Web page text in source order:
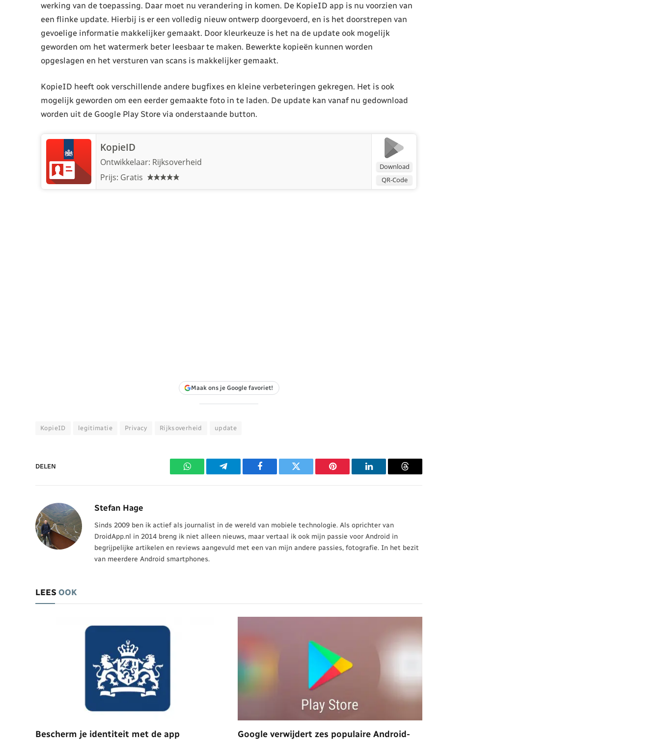
werking van de toepassing. Daar moet nu verandering in komen. De KopieID app is nu voorzien van
een flinke update. Hierbij is er een volledig nieuw ontwerp doorgevoerd, en is het doorstrepen van
gevoelige informatie makkelijker gemaakt. Door kleurkeuze is het na de update ook mogelijk
geworden om het watermerk beter leesbaar te maken. Bewerkte kopieën kunnen worden
opgeslagen en het versturen van scans is makkelijker gemaakt.
KopieID heeft ook verschillende andere bugfixes en kleine verbeteringen gekregen. Het is ook
mogelijk geworden om een eerder gemaakte foto in te laden. De update kan vanaf nu gedownload
worden uit de Google Play Store via onderstaande button.
Download
QR-Code
KopieID
Ontwikkelaar: Rijksoverheid
Prijs: Gratis
Maak ons je Google favoriet!
KopieID legitimatie Privacy Rijksoverheid update
DELEN
WhatsAppTelegram Facebook Twitter Pinterest LinkedIn Threads
Stefan Hage
Sinds 2009 ben ik actief als journalist in de wereld van mobiele technologie. Als oprichter van
DroidApp.nl in 2014 breng ik niet alleen nieuws, maar vertaal ik ook mijn passie voor Android in
begrijpelijke artikelen en reviews aangevuld met een van mijn andere passies, fotografie. In het bezit
van meerdere Android smartphones.
LEES OOK
Bescherm je identiteit met de app
Google verwijdert zes populaire Android-